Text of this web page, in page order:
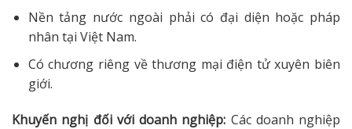
Nền tảng nước ngoài phải có đại diện hoặc pháp
nhân tại Việt Nam.
Có chương riêng về thương mại điện tử xuyên biên
giới.
Khuyến nghị đối với doanh nghiệp: Các doanh nghiệp